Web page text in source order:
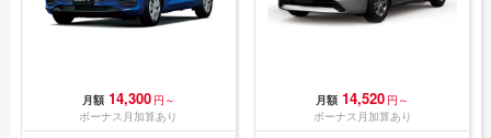
月額 14,300 円～
ボーナス月加算あり
月額 14,520 円～
ボーナス月加算あり